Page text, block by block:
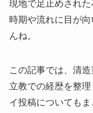
現地で足止めされ
時期や流れに目が
んね。
この記事では、清
立教での経歴を整
イ投稿についてもま